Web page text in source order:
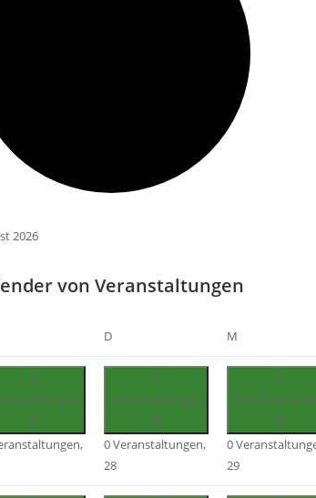
2026
von Veranstaltungen
D M
0
27
0
Veranstaltungen
28
0 Veranstaltungen,
28
0
29
0
29